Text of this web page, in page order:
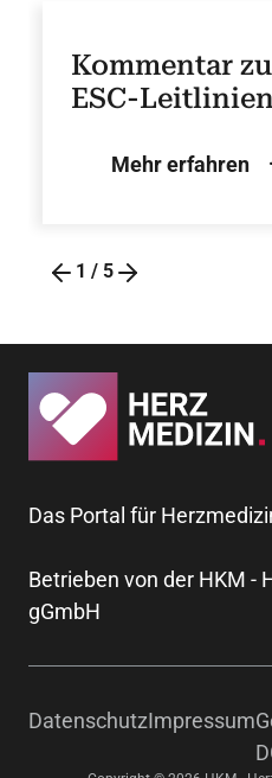
Kommentar
ESC-
kardialen
Mehr erfahren
1 / 5
Das Portal für
Betrieben von der HKM -
gGmbH
DatenschutzImpressum